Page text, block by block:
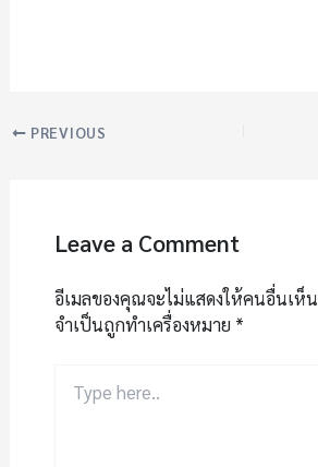
PREVIOUS
Leave a Comment
อีเมลของคุณจะไม่แสดงให้คนอื่นเห็น
จำเป็นถูกทำเครื่องหมาย *
here..